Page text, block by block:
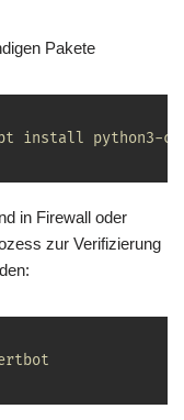
Pakete
install python3-
in Firewall oder
zur Verifizierung